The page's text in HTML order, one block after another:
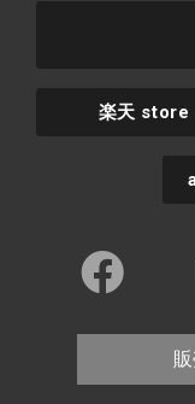
楽天 store